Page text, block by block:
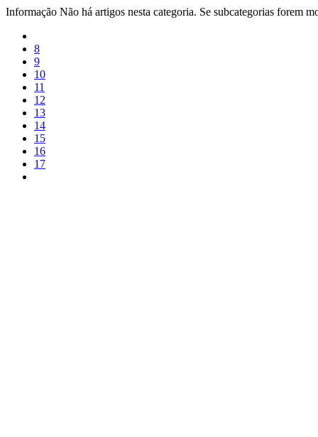
Informação Não há artigos nesta categoria. Se subcategorias forem
8
9
10
11
12
13
14
15
16
17